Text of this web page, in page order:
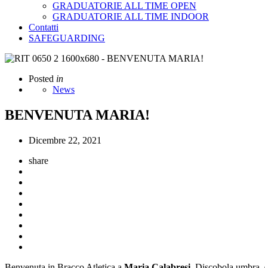
GRADUATORIE ALL TIME OPEN
GRADUATORIE ALL TIME INDOOR
Contatti
SAFEGUARDING
Posted in
News
BENVENUTA MARIA!
Dicembre 22, 2021
share